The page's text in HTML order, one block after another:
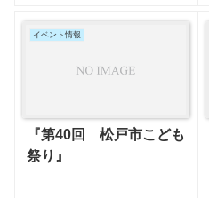
イベント情報
『第40回 松戸市こども
祭り』